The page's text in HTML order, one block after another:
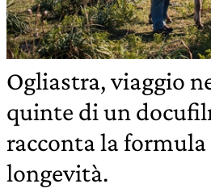
Ogliastra, viaggio
quinte di un
racconta la formula
longevità.